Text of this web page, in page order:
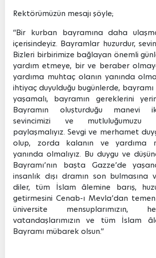
Rektörümüzün mesajı şöyle;
“Bir kurban bayramına daha
içerisindeyiz. Bayramlar huzurdur,
Bizleri birbirimize bağlayan önemli
yardım etmeye, bir ve beraber
yardıma muhtaç olanın yanında
ihtiyaç duyulduğu bugünlerde,
yaşamalı, bayramın gereklerini
Bayramın oluşturduğu manevi
sevincimizi ve mutluluğumuzu
paylaşmalıyız. Sevgi ve merhamet
olup, zorda kalanın ve yardıma
yanında olmalıyız. Bu duygu ve
Bayramı’nın başta Gazze’de
insanlık dışı dramın son bulmasına
diler, tüm İslam âlemine barış,
getirmesini Cenab-ı Mevla’dan
üniversite mensuplarımızın,
vatandaşlarımızın ve tüm İslam
Bayramı mübarek olsun.”